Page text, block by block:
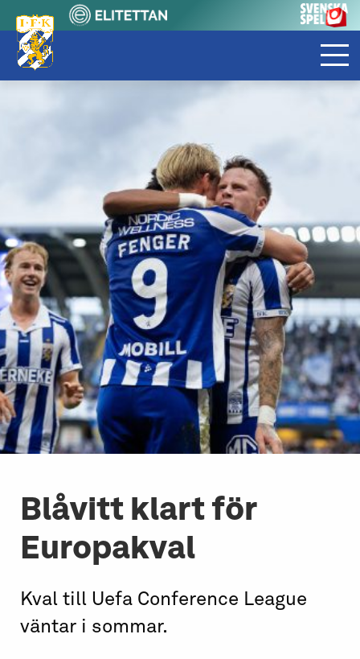
Blåvitt klart för
Europakval
Kval till Uefa Conference League
väntar i sommar.